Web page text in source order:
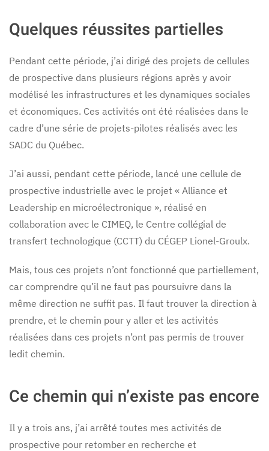
Quelques réussites partielles
Pendant cette période, j’ai dirigé des projets de cellules
de prospective dans plusieurs régions après y avoir
modélisé les infrastructures et les dynamiques sociales
et économiques. Ces activités ont été réalisées dans le
cadre d’une série de projets-pilotes réalisés avec les
SADC du Québec.
J’ai aussi, pendant cette période, lancé une cellule de
prospective industrielle avec le projet « Alliance et
Leadership en microélectronique », réalisé en
collaboration avec le CIMEQ, le Centre collégial de
transfert technologique (CCTT) du CÉGEP Lionel-Groulx.
Mais, tous ces projets n’ont fonctionné que partiellement,
car comprendre qu’il ne faut pas poursuivre dans la
même direction ne suffit pas. Il faut trouver la direction à
prendre, et le chemin pour y aller et les activités
réalisées dans ces projets n’ont pas permis de trouver
ledit chemin.
Ce chemin qui n’existe pas encore
Il y a trois ans, j’ai arrêté toutes mes activités de
prospective pour retomber en recherche et